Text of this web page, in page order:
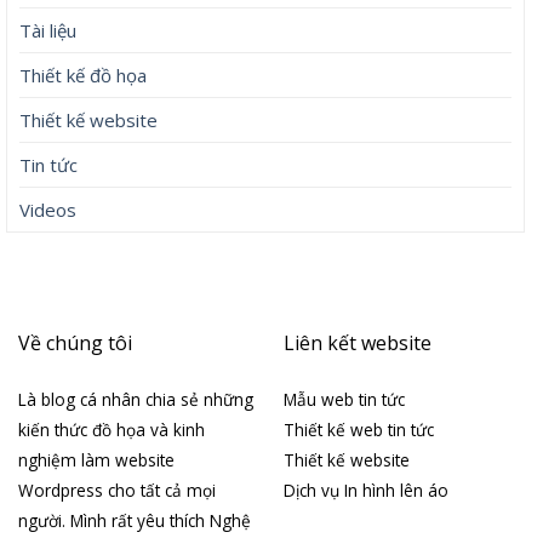
Tài liệu
Thiết kế đồ họa
Thiết kế website
Tin tức
Videos
Về chúng tôi
Là blog cá nhân chia sẻ những
kiến thức đồ họa và kinh
nghiệm làm website
Wordpress cho tất cả mọi
người. Mình rất yêu thích Nghệ
Liên kết website
Mẫu web tin tức
Thiết kế web tin tức
Thiết kế website
Dịch vụ In hình lên áo